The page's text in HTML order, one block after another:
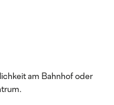
am Bahnhof oder